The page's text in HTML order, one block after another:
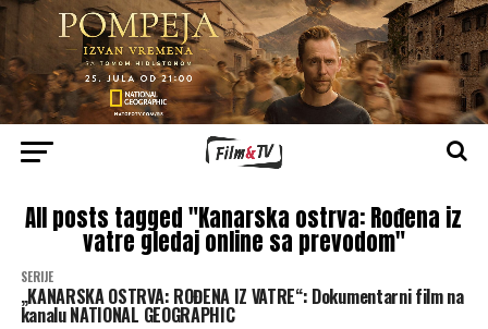
All posts tagged "Kanarska ostrva: Rođena iz
vatre gledaj online sa prevodom"
SERIJE
„KANARSKA OSTRVA: ROĐENA IZ VATRE“: Dokumentarni film na
kanalu NATIONAL GEOGRAPHIC